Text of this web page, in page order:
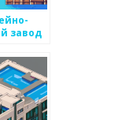
завод